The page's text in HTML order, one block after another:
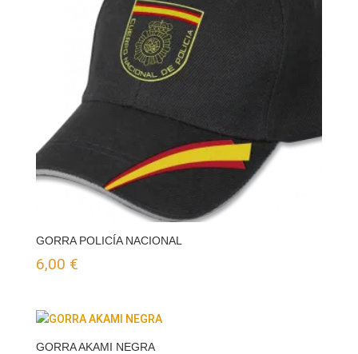
GORRA POLICÍA NACIONAL
6,00 €
GORRA AKAMI NEGRA